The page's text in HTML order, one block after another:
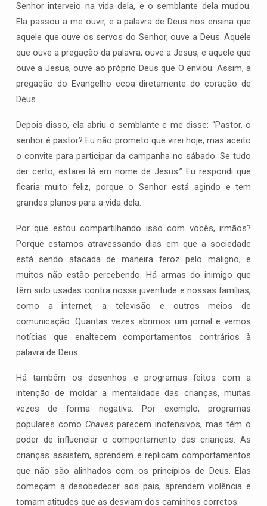
Senhor interveio na vida dela, e o semblante dela mudou.
Ela passou a me ouvir, e a palavra de Deus nos ensina que
aquele que ouve os servos do Senhor, ouve a Deus. Aquele
que ouve a pregação da palavra, ouve a Jesus, e aquele que
ouve a Jesus, ouve ao próprio Deus que O enviou. Assim, a
pregação do Evangelho ecoa diretamente do coração de
Deus.
Depois disso, ela abriu o semblante e me disse: “Pastor, o
senhor é pastor? Eu não prometo que virei hoje, mas aceito
o convite para participar da campanha no sábado. Se tudo
der certo, estarei lá em nome de Jesus.” Eu respondi que
ficaria muito feliz, porque o Senhor está agindo e tem
grandes planos para a vida dela.
Por que estou compartilhando isso com vocês, irmãos?
Porque estamos atravessando dias em que a sociedade
está sendo atacada de maneira feroz pelo maligno, e
muitos não estão percebendo. Há armas do inimigo que
têm sido usadas contra nossa juventude e nossas famílias,
como a internet, a televisão e outros meios de
comunicação. Quantas vezes abrimos um jornal e vemos
notícias que enaltecem comportamentos contrários à
palavra de Deus.
Há também os desenhos e programas feitos com a
intenção de moldar a mentalidade das crianças, muitas
vezes de forma negativa. Por exemplo, programas
populares como Chavesparecem inofensivos, mas têm o
poder de influenciar o comportamento das crianças. As
crianças assistem, aprendem e replicam comportamentos
que não são alinhados com os princípios de Deus. Elas
começam a desobedecer aos pais, aprendem violência e
tomam atitudes que as desviam dos caminhos corretos.